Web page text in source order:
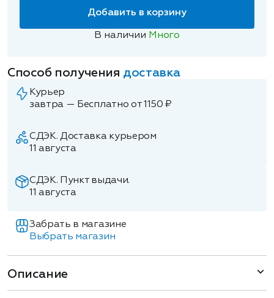
Добавить в корзину
В наличии Много
Способ получения доставка
Курьер
завтра — Бесплатно от 1150 ₽
СДЭК. Доставка курьером
11 августа
СДЭК. Пункт выдачи.
11 августа
Забрать в магазине
Выбрать магазин
Описание